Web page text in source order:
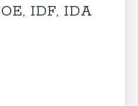
IDF, IDA